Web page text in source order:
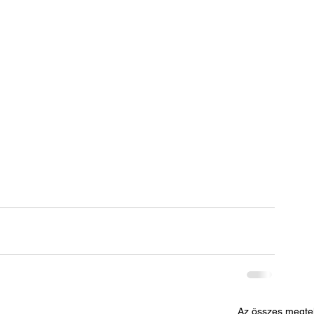
Az összes